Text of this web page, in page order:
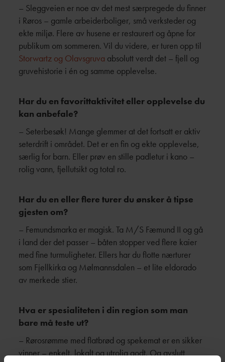
– Sleggveien er noe av det mest særpregede du finner
i Røros – gamle arbeiderboliger, små verksteder og
ekte miljø. Flere av husene er restaurert og åpne for
publikum om sommeren. Vil du videre, er turen opp til
Storwartz og Olavsgruva absolutt verdt det – fjell og
gruvehistorie i én og samme opplevelse.
Har du en favorittaktivitet eller opplevelse du
kan anbefale?
– Seterbesøk! Mange glemmer at det fortsatt er aktiv
seterdrift i området. Det er en fin og ekte opplevelse,
særlig for barn. Eller prøv en stille padletur i kano –
rolig vann, fjellutsikt og total ro.
Har du en eller flere turer du ønsker å tipse
gjesten om?
– Femundsmarka er magisk. Ta M/S Fæmund II og gå
i land der det passer – båten stopper ved flere kaier
med fine turmuligheter. Ellers har du flotte nærturer
som Fjellkirka og Mølmannsdalen – et lite eldorado
av merkede stier.
Hva er spesialiteten i din region som man
bare må teste ut?
– Rørosrømme med flatbrød og spekemat er en sikker
vinner – enkelt, lokalt og utrolig godt. Og avslutt